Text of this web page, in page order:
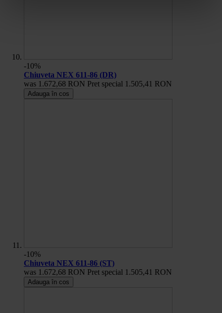
-10%
Chiuveta NEX 611-86 (DR)
was 1.672,68 RON Pret special 1.505,41 RON
Adauga în cos
-10%
Chiuveta NEX 611-86 (ST)
was 1.672,68 RON Pret special 1.505,41 RON
Adauga în cos